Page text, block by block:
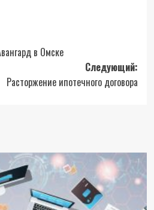
в Омске
Следующий:
Расторжение ипотечного договора